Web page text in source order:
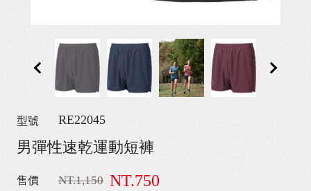
型號 RE22045
男彈性速乾運動短褲
售價 NT.1,150 NT.750